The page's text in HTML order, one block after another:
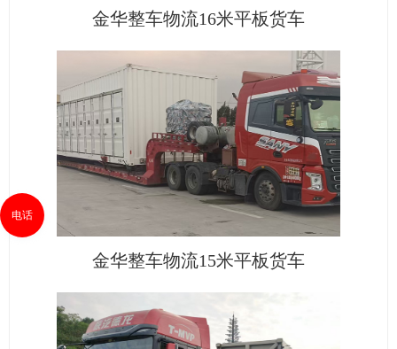
金华整车物流16米平板货车
金华整车物流15米平板货车
电话